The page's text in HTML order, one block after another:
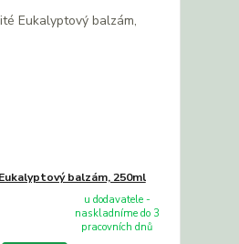
balzám, 250ml
u dodavatele -
naskladníme do 3
pracovních dnů